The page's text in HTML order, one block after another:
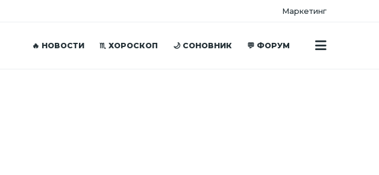
Маркетинг
🔥 НОВОСТИ ♏ ХОРОСКОП 🌙 СОНОВНИК 💬 ФОРУМ